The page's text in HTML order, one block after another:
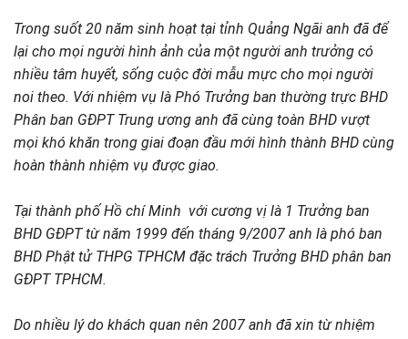
Trong suốt 20 năm sinh hoạt tại tỉnh Quảng Ngãi anh đã để
lại cho mọi người hình ảnh của một người anh trưởng có
nhiều tâm huyết, sống cuộc đời mẫu mực cho mọi người
noi theo. Với nhiệm vụ là Phó Trưởng ban thường trực BHD
Phân ban GĐPT Trung ương anh đã cùng toàn BHD vượt
mọi khó khăn trong giai đoạn đầu mới hình thành BHD cùng
hoàn thành nhiệm vụ được giao.
Tại thành phố Hồ chí Minh với cương vị là 1 Trưởng ban
BHD GĐPT từ năm 1999 đến tháng 9/2007 anh là phó ban
BHD Phật tử THPG TPHCM đặc trách Trưởng BHD phân ban
GĐPT TPHCM.
Do nhiều lý do khách quan nên 2007 anh đã xin từ nhiệm